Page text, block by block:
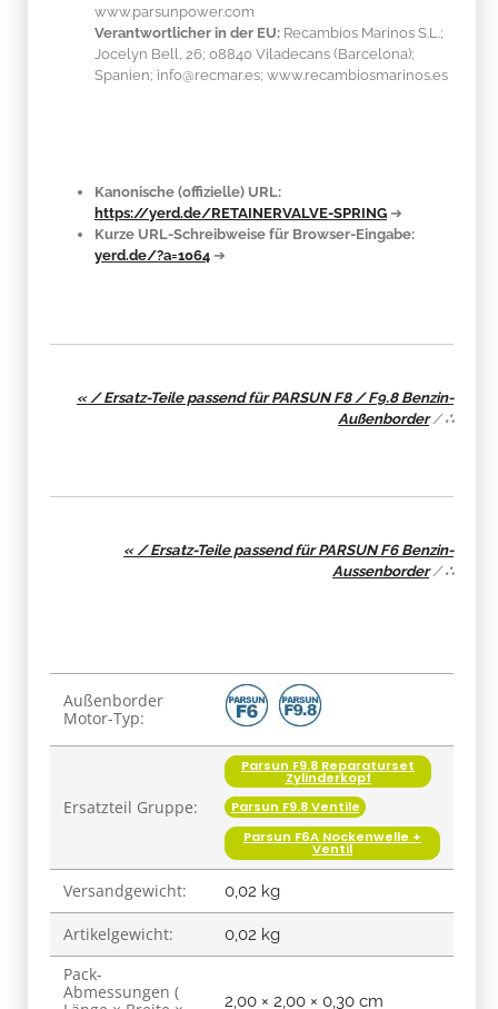
www.parsunpower.com
Verantwortlicher in der EU: Recambios Marinos S.L.;
Jocelyn Bell, 26; 08840 Viladecans (Barcelona);
Spanien; info@recmar.es; www.recambiosmarinos.es
Kanonische (offizielle) URL:
https://yerd.de/RETAINERVALVE-SPRING ➔
Kurze URL-Schreibweise für Browser-Eingabe:
yerd.de/?a=1064 ➔
« / Ersatz-Teile passend für PARSUN F8 / F9.8 Benzin-
Außenborder/∴
« / Ersatz-Teile passend für PARSUN F6 Benzin-
Aussenborder/∴
Produkteigenschaft
Wert
Außenborder
Motor-Typ:
Ersatzteil Gruppe:
Parsun F9.8 Reparaturset
Zylinderkopf
Parsun F9.8 Ventile
Parsun F6A Nockenwelle +
Ventil
Versandgewicht: 0,02 kg
Artikelgewicht: 0,02 kg
Pack-
Abmessungen (
2,00 × 2,00 × 0,30 cm